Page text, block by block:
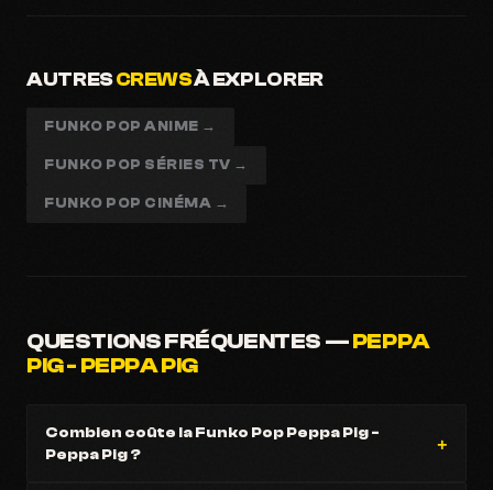
AUTRESCREWSÀ EXPLORER
FUNKO POP ANIME →
FUNKO POP SÉRIES TV →
FUNKO POP CINÉMA →
QUESTIONS FRÉQUENTES —PEPPA
PIG - PEPPA PIG
Combien coûte la Funko Pop Peppa Pig -
Peppa Pig ?